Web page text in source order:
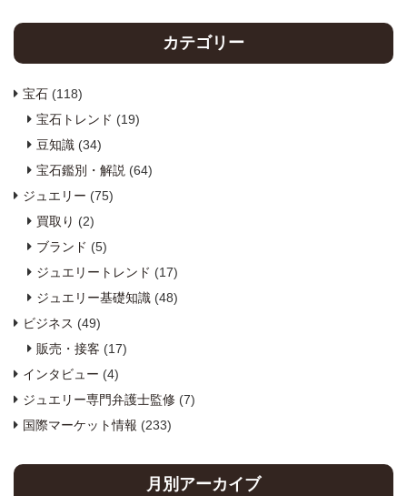
カテゴリー
宝石 (118)
宝石トレンド (19)
豆知識 (34)
宝石鑑別・解説 (64)
ジュエリー (75)
買取り (2)
ブランド (5)
ジュエリートレンド (17)
ジュエリー基礎知識 (48)
ビジネス (49)
販売・接客 (17)
インタビュー (4)
ジュエリー専門弁護士監修 (7)
国際マーケット情報 (233)
月別アーカイブ